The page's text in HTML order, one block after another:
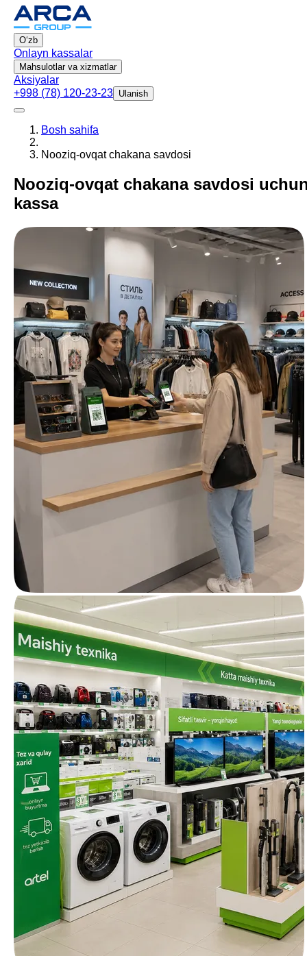
Oʻzb
Onlayn kassalar
Mahsulotlar va xizmatlar
Aksiyalar
+998 (78) 120-23-23 Ulanish
Bosh sahifa
Nooziq-ovqat chakana savdosi
Nooziq-ovqat chakana savdosi
kassa